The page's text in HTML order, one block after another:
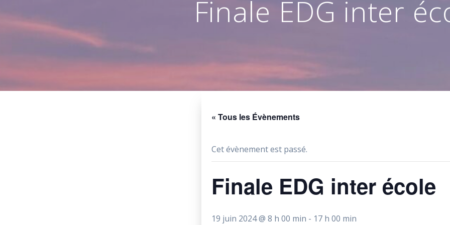
Finale EDG inter
« Tous les Évènements
Cet évènement est passé.
Finale EDG inter école
19 juin 2024 @ 8 h 00 min - 17 h 00 min